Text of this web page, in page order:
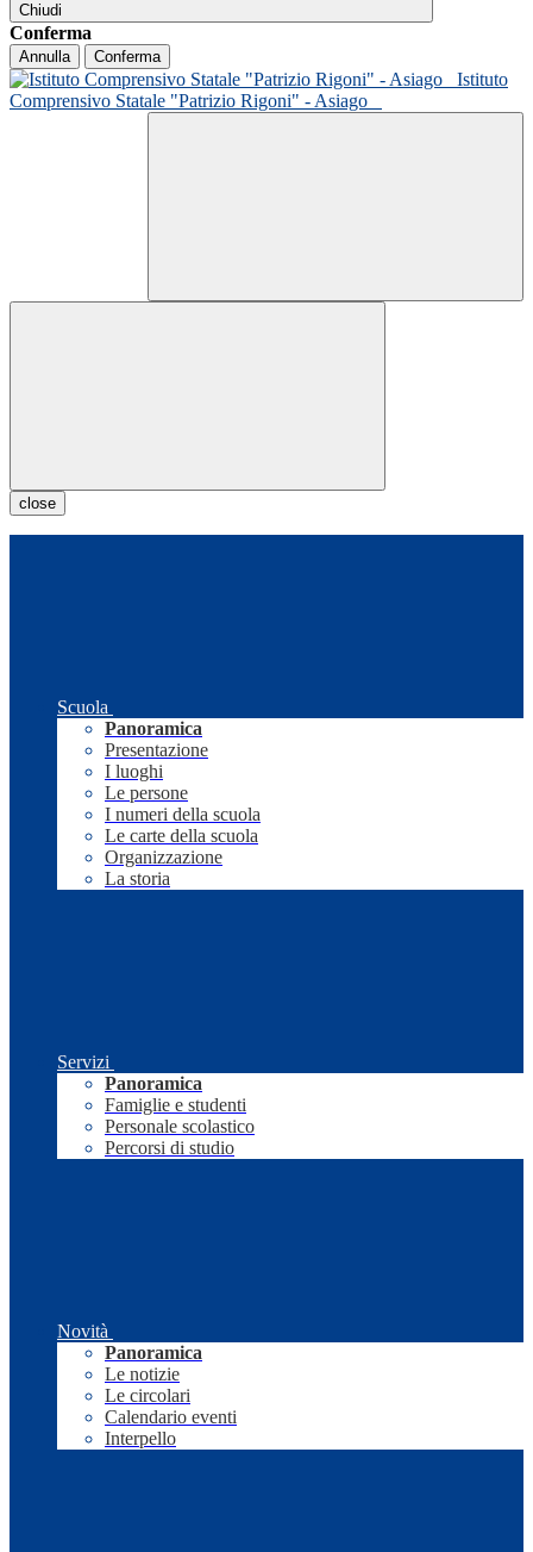
Chiudi
Conferma
Annulla Conferma
Istituto
Comprensivo Statale "Patrizio Rigoni" - Asiago
close
Scuola
Panoramica
Presentazione
I luoghi
Le persone
I numeri della scuola
Le carte della scuola
Organizzazione
La storia
Servizi
Panoramica
Famiglie e studenti
Personale scolastico
Percorsi di studio
Novità
Panoramica
Le notizie
Le circolari
Calendario eventi
Interpello